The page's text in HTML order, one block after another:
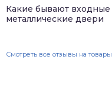
Какие бывают входные
металлические двери
Смотреть все отзывы на товары